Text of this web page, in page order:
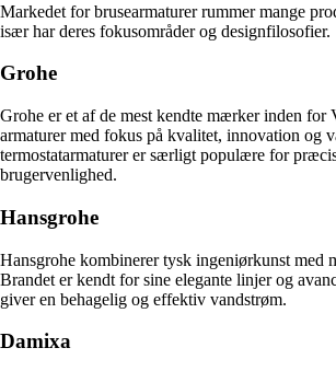
Markedet for brusearmaturer rummer mange
især har deres fokusområder og designfilosofier.
Grohe
Grohe er et af de mest kendte mærker inden
armaturer med fokus på kvalitet, innovation og
termostatarmaturer er særligt populære for
brugervenlighed.
Hansgrohe
Hansgrohe kombinerer tysk ingeniørkunst med
Brandet er kendt for sine elegante linjer og
giver en behagelig og effektiv vandstrøm.
Damixa